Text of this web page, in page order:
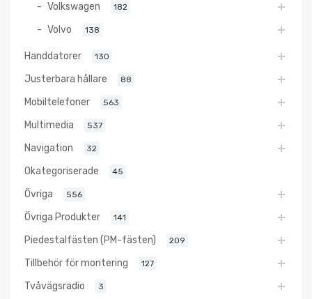
Volkswagen 182
Volvo 138
Handdatorer 130
Justerbara hållare 88
Mobiltelefoner 563
Multimedia 537
Navigation 32
Okategoriserade 45
Övriga 556
Övriga Produkter 141
Piedestalfästen (PM-fästen) 209
Tillbehör för montering 127
Tvåvägsradio 3